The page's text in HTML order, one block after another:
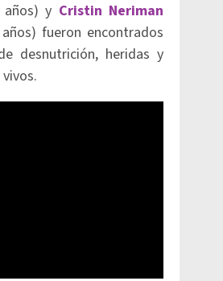
años) y Cristin Neriman
fueron encontrados
desnutrición, heridas y